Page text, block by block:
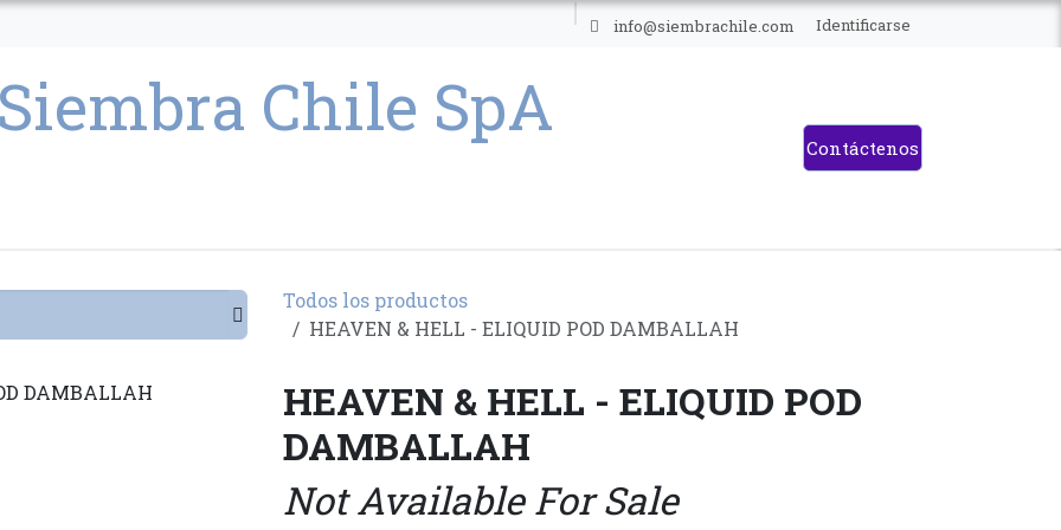
info@siembrachile.com Identificarse
Contáctenos
Todos los productos
HEAVEN & HELL - ELIQUID POD DAMBALLAH
HEAVEN & HELL - ELIQUID POD
DAMBALLAH
Not Available For Sale